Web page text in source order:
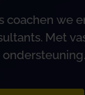
coachen we
Met